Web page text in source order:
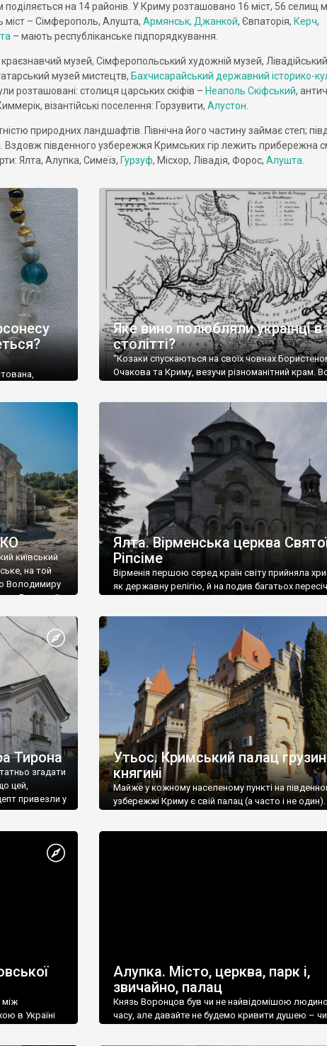
на 14 районів. У Криму розташовано 16 міст, 56 селищ
міст – Сімферополь, Алушта, Армянськ, Джанкой, Євпаторія, Керч,
– мають республіканське підпорядкування.
музей, Сімферопольський художній музей,
музей мистецтв, Бахчисарайський державний історико-
розташовані: столиця царських скіфів – Неаполь Скіфський,
візантійські поселення: Горзувити, Алустон
природних ландшафтів. Північна його частину займає степ;
Вздовж південного узбережжя Кримських гір лежить прибережна
Ялта, Алупка, Симеїз, Гурзуф, Місхор, Лівадія, Форос, Алушта
державного
артефактів
об’єкту
та
Яке вино полюбляли українці в
столітті?
“Козаки спускаються на своїх човнах
Очакова та Криму, везучи різноманітний крам.
олію, мило, ладан, кінське спорядження, овечі
називаються «повстяками» (postaki)…” “Вино.
виробляє відмінне вино і його вдосталь: воно
легке біле і дуже […]
київський
на той
Володимиру
Василю ІІ,
Ялта. Вірменська церква
Ріпсіме
Вірменія першою серед країн світу прийняла
як державну релігію, й на подив багатьох
Тирона
згадати
цей,
привезли у
Утьос. Кримський палац
княгині
Майже у кожному населеному пункті на
узбережжі Криму є свій палац (а часто і не один).
між
в Україні
Алупка. Місто, церква, парк і,
звичайно, палац
Князь Воронцов був чи не найвідомішою
часу, але давайте не будемо кривити душею –